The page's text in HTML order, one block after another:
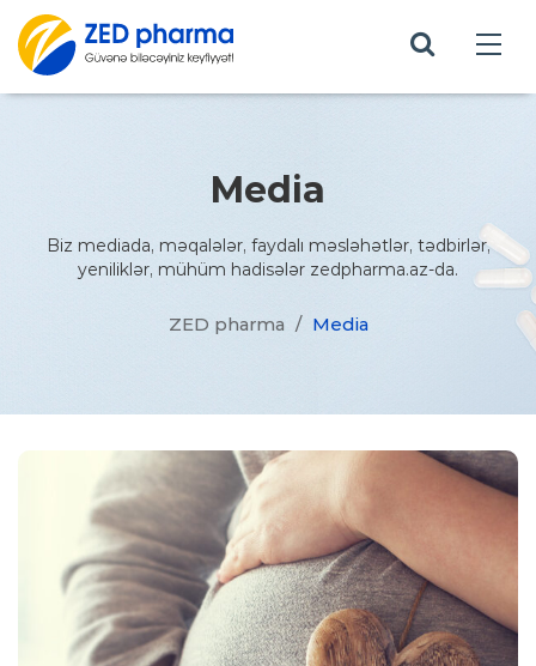
Media
Biz mediada, məqalələr, faydalı məsləhətlər, tədbirlər,
yeniliklər, mühüm hadisələr zedpharma.az-da.
ZED pharma / Media